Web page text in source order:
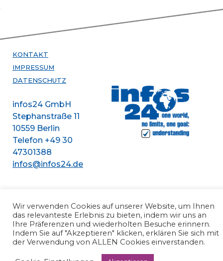
KONTAKT
IMPRESSUM
DATENSCHUTZ
infos24 GmbH
Stephanstraße 11
10559 Berlin
Telefon +49 30
47301388
infos@infos24.de
Wir verwenden Cookies auf unserer Website, um Ihnen
das relevanteste Erlebnis zu bieten, indem wir uns an
Ihre Präferenzen und wiederholten Besuche erinnern.
Indem Sie auf "Akzeptieren" klicken, erklären Sie sich mit
der Verwendung von ALLEN Cookies einverstanden.